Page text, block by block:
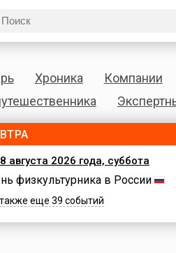
Хроника Компании
8 августа 2026 года, суббота
физкультурника в России
также еще 39 событий